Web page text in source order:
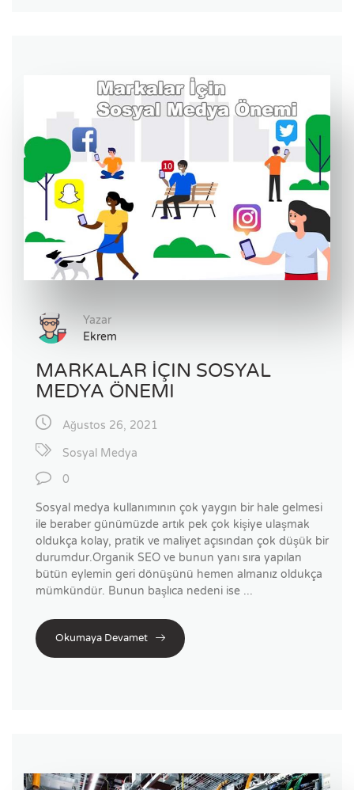
Yazar
Ekrem
MARKALAR İÇIN SOSYAL
MEDYA ÖNEMI
Ağustos 26, 2021
Sosyal Medya
0
Sosyal medya kullanımının çok yaygın bir hale gelmesi
ile beraber günümüzde artık pek çok kişiye ulaşmak
oldukça kolay, pratik ve maliyet açısından çok düşük bir
durumdur.Organik SEO ve bunun yanı sıra yapılan
bütün eylemin geri dönüşünü hemen almanız oldukça
mümkündür. Bunun başlıca nedeni ise ...
Okumaya Devamet